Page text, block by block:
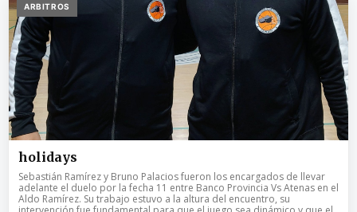
ARBITROS
holidays
Sebastián Ramírez y Bruno Palacios fueron los encargados de llevar
adelante el duelo por la fecha 11 entre Banco Provincia Vs Atenas en el
Aldo Ramírez. Su trabajo estuvo a la altura del encuentro, su